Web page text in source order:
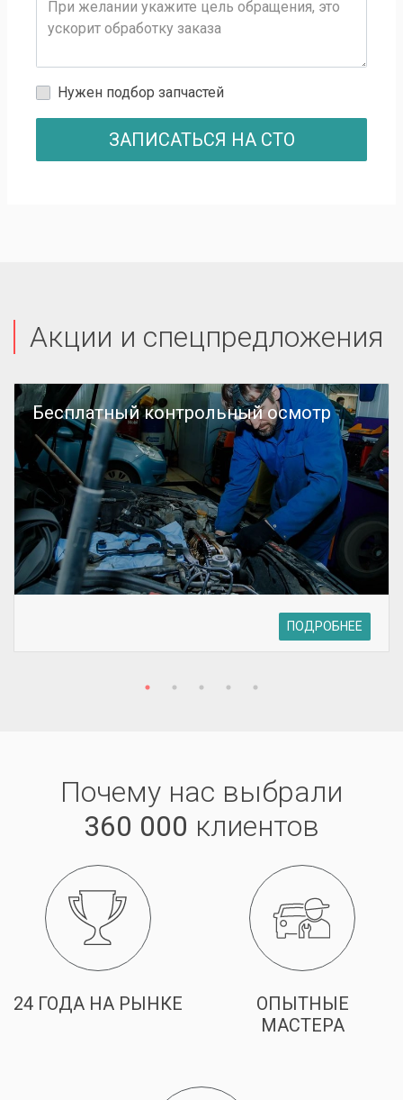
Нужен подбор запчастей
ЗАПИСАТЬСЯ НА СТО
Акции и спецпредложения
Бесплатный контрольный осмотр
ПОДРОБНЕЕ
Почему нас выбрали
360 000 клиентов
24 ГОДА НА РЫНКЕ
ОПЫТНЫЕ
МАСТЕРА